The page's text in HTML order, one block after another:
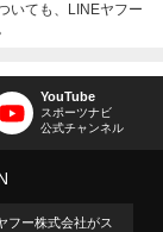
いても、LINEヤフー
YouTube
スポーツナビ
公式チャンネル
フー株式会社がス